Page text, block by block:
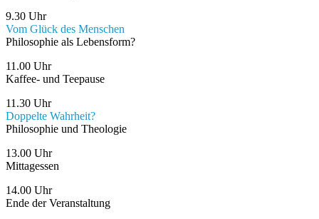
9.30 Uhr
Vom Glück des Menschen
Philosophie als Lebensform?
11.00 Uhr
Kaffee- und Teepause
11.30 Uhr
Doppelte Wahrheit?
Philosophie und Theologie
13.00 Uhr
Mittagessen
14.00 Uhr
Ende der Veranstaltung